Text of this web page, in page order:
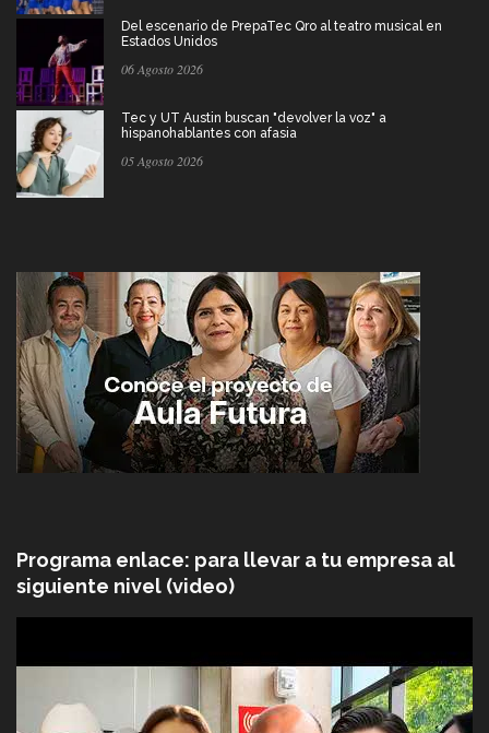
Del escenario de PrepaTec Qro al teatro musical en
Estados Unidos
06 Agosto 2026
Tec y UT Austin buscan "devolver la voz" a
hispanohablantes con afasia
05 Agosto 2026
Programa enlace: para llevar a tu empresa al
siguiente nivel (video)